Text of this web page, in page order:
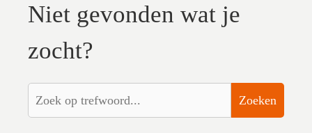
Niet gevonden wat je
zocht?
Zoeken